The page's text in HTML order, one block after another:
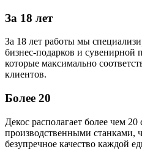
За 18 лет
За 18 лет работы мы
бизнес-подарков и сувенирной
которые максимально
клиентов.
Более 20
Декос располагает более чем
производственными станками,
безупречное качество каждой